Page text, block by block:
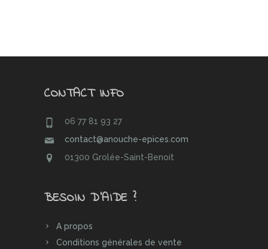
CONTACT INFO
06 77 81 93 27
contact@anouche-epices.com
01300 Grolée-Saint-Benoit
BESOIN D’AIDE ?
A propos
Conditions générales de vente